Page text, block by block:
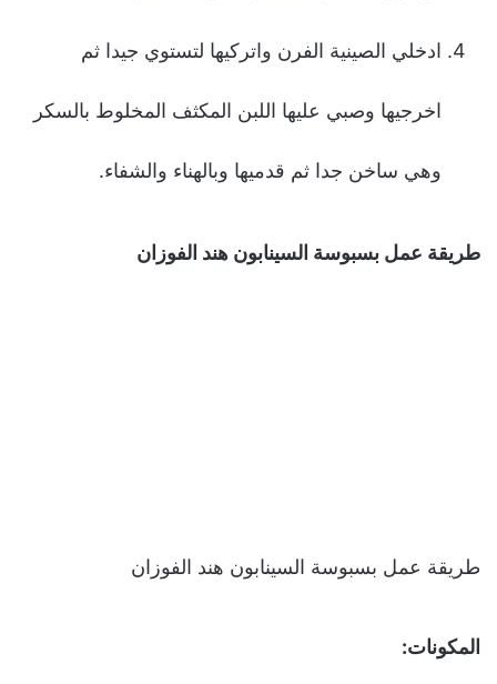
ادخلي الصينية الفرن واتركيها لتستوي جيدا ثم
اخرجيها وصبي عليها اللبن المكثف المخلوط بالسكر
وهي ساخن جدا ثم قدميها وبالهناء والشفاء.
طريقة عمل بسبوسة السينابون هند الفوزان
طريقة عمل بسبوسة السينابون هند الفوزان
المكونات: